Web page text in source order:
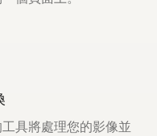
具將處理您的影像並